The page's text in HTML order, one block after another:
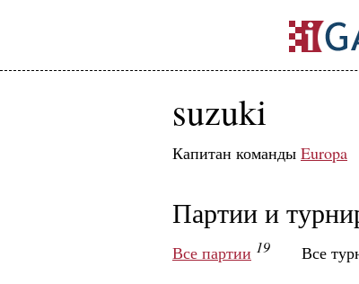
suzuki
Капитан команды Europa
Партии и
Все партии 19 Все